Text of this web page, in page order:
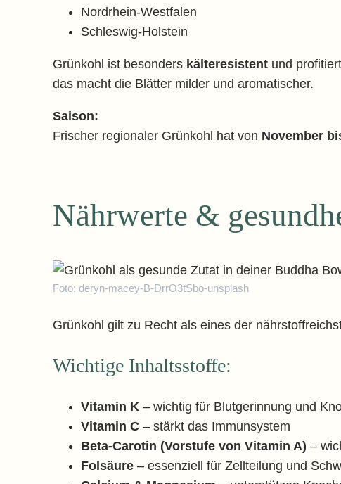
Nordrhein-Westfalen
Schleswig-Holstein
Grünkohl ist besonders kälteresistent und
das macht die Blätter milder und aromatischer.
Saison:
Frischer regionaler Grünkohl hat von November
Nährwerte &
Foto: deryn-macey-B-DrrO3tSbo-unsplash
Grünkohl gilt zu Recht als eines der
Wichtige Inhaltsstoffe:
Vitamin K – wichtig für Blutgerinnung und
Vitamin C – stärkt das Immunsystem
Beta-Carotin (Vorstufe von Vitamin A) –
Folsäure – essenziell für Zellteilung und